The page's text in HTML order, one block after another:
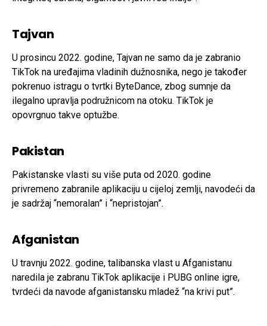
Tajvan
U prosincu 2022. godine, Tajvan ne samo da je zabranio
TikTok na uređajima vladinih dužnosnika, nego je također
pokrenuo istragu o tvrtki ByteDance, zbog sumnje da
ilegalno upravlja podružnicom na otoku. TikTok je
opovrgnuo takve optužbe.
Pakistan
Pakistanske vlasti su više puta od 2020. godine
privremeno zabranile aplikaciju u cijeloj zemlji, navodeći da
je sadržaj “nemoralan” i “nepristojan”.
Afganistan
U travnju 2022. godine, talibanska vlast u Afganistanu
naredila je zabranu TikTok aplikacije i PUBG online igre,
tvrdeći da navode afganistansku mladež “na krivi put”.